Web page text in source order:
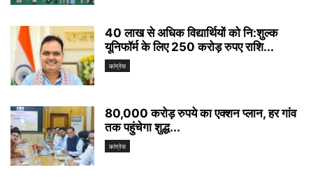
40 लाख से अधिक विद्यार्थियों को नि:शुल्क
यूनिफॉर्म के लिए 250 करोड़ रुपए राशि...
कांग्रेस
80,000 करोड़ रुपये का एक्शन प्लान, हर गांव
तक पहुंचेगा शुद्ध...
कांग्रेस